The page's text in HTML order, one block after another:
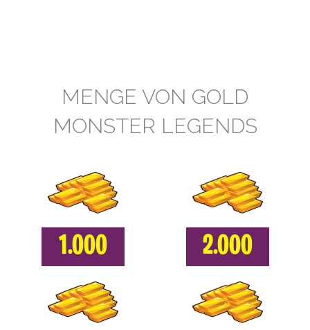
MENGE VON GOLD
MONSTER LEGENDS
1.000 2.000